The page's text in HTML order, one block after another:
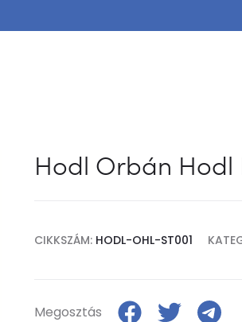
Hodl Orbán Hodl
CIKKSZÁM: HODL-OHL-ST001
Megosztás